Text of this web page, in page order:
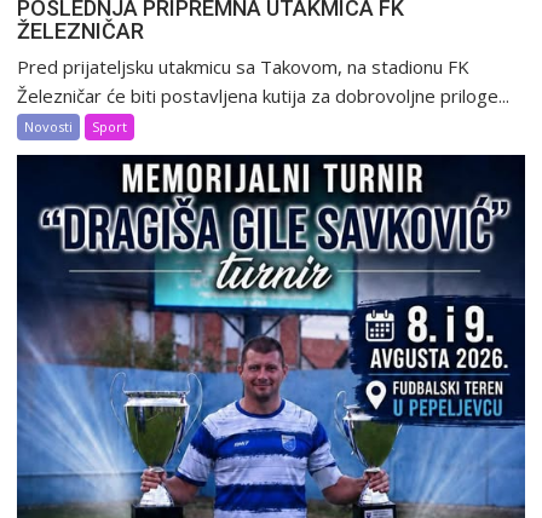
POSLEDNJA PRIPREMNA UTAKMICA FK
ŽELEZNIČAR
Pred prijateljsku utakmicu sa Takovom, na stadionu FK
Železničar će biti postavljena kutija za dobrovoljne priloge...
Novosti Sport